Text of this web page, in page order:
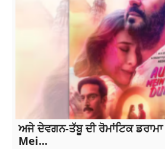
ਅਜੇ ਦੇਵਗਨ-ਤੱਬੂ ਦੀ ਰੋਮਾਂਟਿਕ
Mei...